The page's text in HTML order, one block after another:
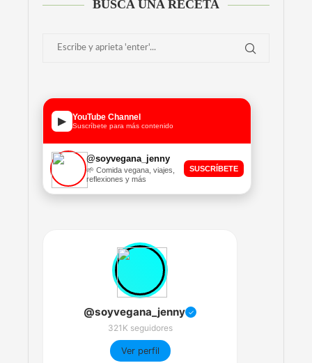
BUSCA UNA RECETA
▶ YouTube Channel
Suscríbete para más contenido
@soyvegana_jenny
🌱 Comida vegana, viajes,
reflexiones y más
SUSCRÍBETE
@soyvegana_jenny ✓
321K seguidores
Ver perfil